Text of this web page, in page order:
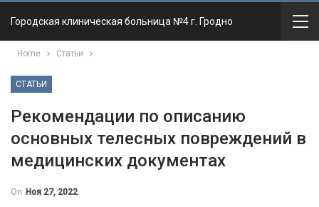
Городская клиническая больница №4 г. Гродно
Home Статьи
СТАТЬИ
Рекомендации по описанию
основных телесных повреждений в
медицинских документах
On Ноя 27, 2022